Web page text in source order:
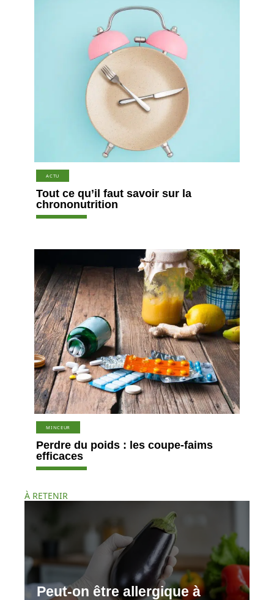
ACTU
Tout ce qu’il faut savoir sur la
chrononutrition
MINCEUR
Perdre du poids : les coupe-faims
efficaces
À RETENIR
Peut-on être allergique à